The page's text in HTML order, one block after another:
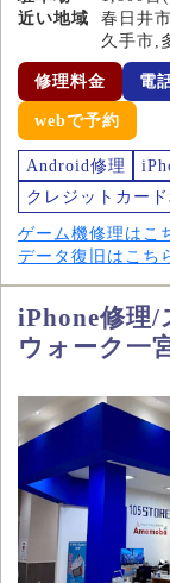
近い地域
春日井
久手市,
修理料金 電
webで予約
Android修理
クレジットカー
ゲーム機修理はこ
データ復旧はこち
iPhone修理/
ウォーク一